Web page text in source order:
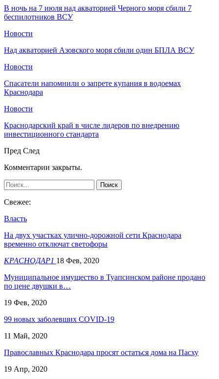
В ночь на 7 июля над акваторией Черного моря сбили 7
беспилотников ВСУ
Новости
Над акваторией Азовского моря сбили один БПЛА ВСУ
Новости
Спасатели напомнили о запрете купания в водоемах
Краснодара
Новости
Краснодарский край в числе лидеров по внедрению
инвестиционного стандарта
Пред След
Комментарии закрыты.
Свежее:
Власть
На двух участках улично-дорожной сети Краснодара
временно отключат светофоры
КРАСНОДАР1 18 Фев, 2020
Муниципальное имущество в Туапсинском районе продано
по цене двушки в…
19 Фев, 2020
99 новых заболевших COVID-19
11 Май, 2020
Православных Краснодара просят остаться дома на Пасху
19 Апр, 2020